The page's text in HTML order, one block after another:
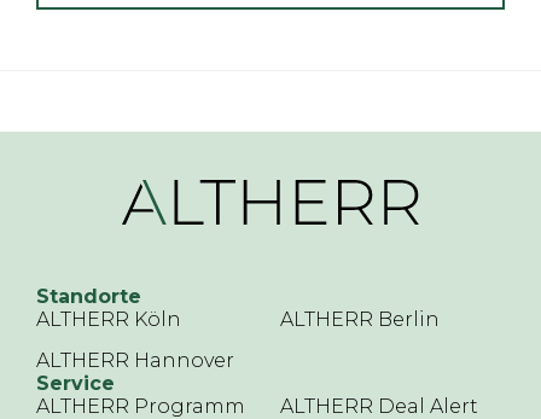
Standorte
ALTHERR Köln
ALTHERR Berlin
ALTHERR Hannover
Service
ALTHERR Programm
ALTHERR Deal Alert